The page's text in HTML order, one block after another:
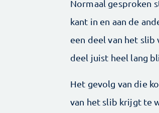
Normaal gesproken
kant in en aan de
een deel van het
deel juist heel lang
Het gevolg van die
van het slib krijgt te